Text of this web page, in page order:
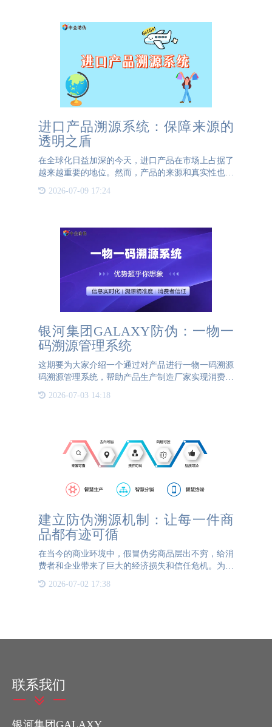
进口产品溯源系统：保障来源的
透明之盾
在全球化日益加深的今天，进口产品在市场上占据了
越来越重要的地位。然而，产品的来源和真实性也成
和安全，溯源系统的应用显得尤为重要。进口产品溯
2026-07-09 17:24
银河集团GALAXY防伪：一物一
码溯源管理系统
这期要为大家介绍一个通过对产品进行一物一码溯源
码溯源管理系统，帮助产品生产制造厂家实现消费者
一、溯源系统优势银河集团GALAXY防伪的一物一
2026-07-03 14:18
建立防伪溯源机制：让每一件商
品都有迹可循
在当今的商业环境中，假冒伪劣商品层出不穷，给消
费者和企业带来了巨大的经济损失和信任危机。为了
有效打击假冒伪劣，维护市场秩序，建立防伪溯源机
制显得尤为重要。 这一机制的核心在于，让每一件
2026-07-02 17:38
联系我们